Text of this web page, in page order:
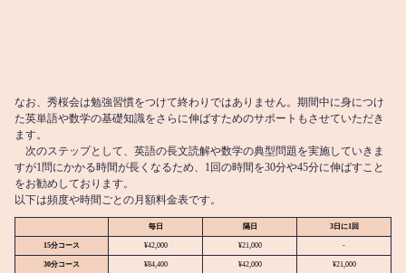
なお、秀桜会は勉強習慣をつけて終わりではありません。期間中に身につけ
た英単語や数学の基礎知識をさらに伸ばすためのサポートもさせていただき
ます。
次のステップとして、英語の長文読解や数学の典型問題を実施していきま
すが1問にかかる時間が長くなるため、1回の時間を30分や45分に伸ばすこと
をお勧めしております。
以下は頻度や時間ごとの月額料金表です。
毎日 隔日 3日に1回
15分コース ¥42,000 ¥21,000 -
30分コース ¥84,400 ¥42,000 ¥21,000